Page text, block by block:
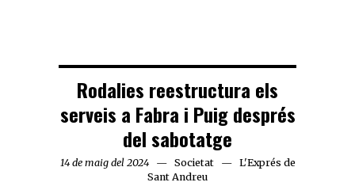
Rodalies reestructura els
serveis a Fabra i Puig després
del sabotatge
14 de maig del 2024 Societat
L'Exprés de
Sant Andreu